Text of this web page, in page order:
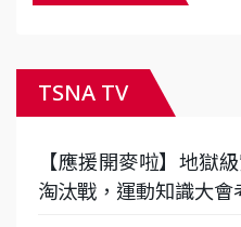
TSNA TV
【應援開麥啦】地獄
淘汰戰，運動知識大